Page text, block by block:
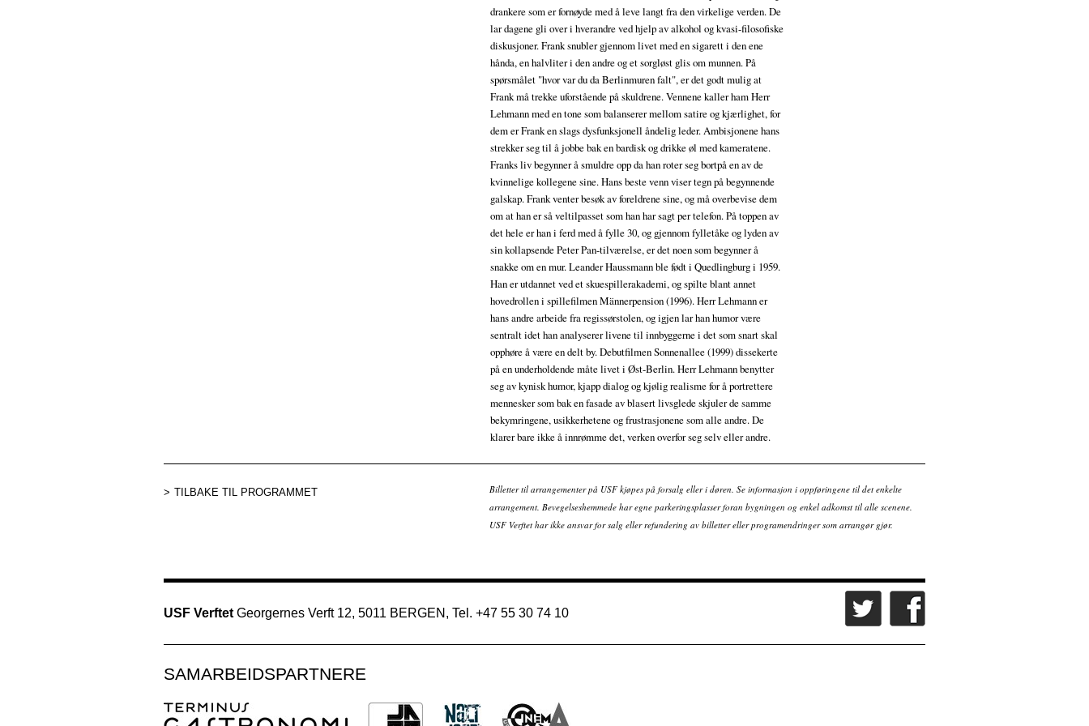
drankere som er fornøyde med å leve langt fra den virkelige verden. De
lar dagene gli over i hverandre ved hjelp av alkohol og kvasi-filosofiske
diskusjoner. Frank snubler gjennom livet med en sigarett i den ene
hånda, en halvliter i den andre og et sorgløst glis om munnen. På
spørsmålet "hvor var du da Berlinmuren falt", er det godt mulig at
Frank må trekke uforstående på skuldrene. Vennene kaller ham Herr
Lehmann med en tone som balanserer mellom satire og kjærlighet, for
dem er Frank en slags dysfunksjonell åndelig leder. Ambisjonene hans
strekker seg til å jobbe bak en bardisk og drikke øl med kameratene.
Franks liv begynner å smuldre opp da han roter seg bortpå en av de
kvinnelige kollegene sine. Hans beste venn viser tegn på begynnende
galskap. Frank venter besøk av foreldrene sine, og må overbevise dem
om at han er så veltilpasset som han har sagt per telefon. På toppen av
det hele er han i ferd med å fylle 30, og gjennom fylletåke og lyden av
sin kollapsende Peter Pan-tilværelse, er det noen som begynner å
snakke om en mur. Leander Haussmann ble født i Quedlingburg i 1959.
Han er utdannet ved et skuespillerakademi, og spilte blant annet
hovedrollen i spillefilmen Männerpension (1996). Herr Lehmann er
hans andre arbeide fra regissørstolen, og igjen lar han humor være
sentralt idet han analyserer livene til innbyggerne i det som snart skal
opphøre å være en delt by. Debutfilmen Sonnenallee (1999) dissekerte
på en underholdende måte livet i Øst-Berlin. Herr Lehmann benytter
seg av kynisk humor, kjapp dialog og kjølig realisme for å portrettere
mennesker som bak en fasade av blasert livsglede skjuler de samme
bekymringene, usikkerhetene og frustrasjonene som alle andre. De
klarer bare ikke å innrømme det, verken overfor seg selv eller andre.
TILBAKE TIL PROGRAMMET
Billetter til arrangementer på USF kjøpes på forsalg eller i døren. Se informasjon i oppføringene til det enkelte
arrangement. Bevegelseshemmede har egne parkeringsplasser foran bygningen og enkel adkomst til alle scenene.
USF Verftet har ikke ansvar for salg eller refundering av billetter eller programendringer som arrangør gjør.
USF Verftet Georgernes Verft 12, 5011 BERGEN, Tel. +47 55 30 74 10
SAMARBEIDSPARTNERE